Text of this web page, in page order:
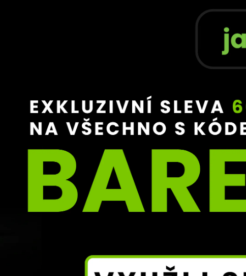
naznačil možnou odvetu, zároveň ale přiznal, že si chce
to Muradova dráždí.
pás,“ burcuje Muradov
sjednocující zápas se šampionem. Jenže o ten
ale realita je jasná. Jotko je o dvě
dlouho nezápasil a chce pauzu. Ať mu
sebere,“ vzkázal Muradov.
dál obhajovat prozatímní pás, když by se mohl bojovat